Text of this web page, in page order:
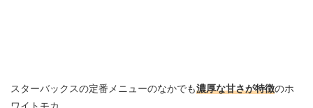
スターバックスの定番メニューのなかでも濃厚な甘さが特徴のホ
ワイトモカ。